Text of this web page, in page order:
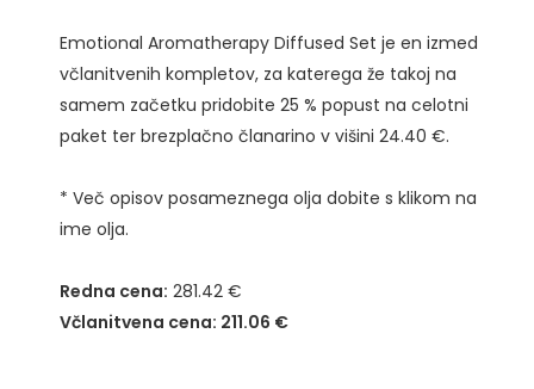
Emotional Aromatherapy Diffused Set je en izmed
včlanitvenih kompletov, za katerega že takoj na
samem začetku pridobite 25 % popust na celotni
paket ter brezplačno članarino v višini 24.40 €.
* Več opisov posameznega olja dobite s klikom na
ime olja.
Redna cena: 281.42 €
Včlanitvena cena: 211.06 €